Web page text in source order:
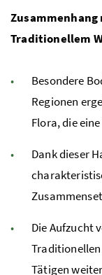
Traditionellem
Besondere
Regionen
Flora, die
Dank dieser
Die Aufzucht
Traditionellen
Tätigen